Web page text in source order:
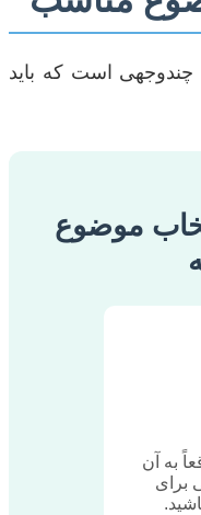
چندوجهی است که باید
موضوع
به آن
برای